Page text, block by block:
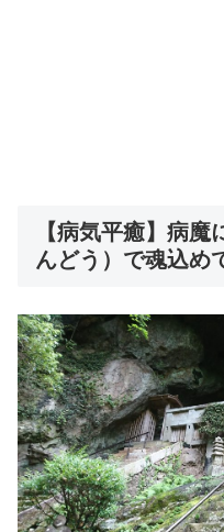
【病気平癒】病
んどう）で魂込め